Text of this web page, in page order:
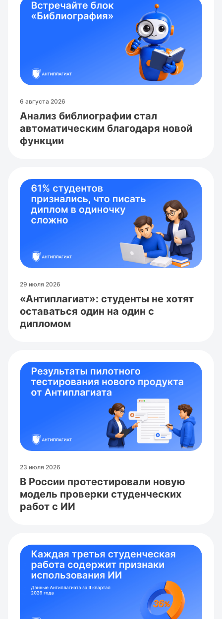
но сама проверка более расширенная. Я
вижу где есть заимствования, цитирование,
использование искусственного интеллекта
(это вообще очень удобная опция), перевод с
английского (тоже классная вещь). В целом,
с моей статьёй всё ок, но я нашла пару
моментов, доработала статью и снова
проверила, чтобы всё было ок
6 августа 2026
Анализ библиографии стал
автоматическим благодаря новой
функции
29 июля 2026
«Антиплагиат»: студенты не хотят
оставаться один на один с
дипломом
23 июля 2026
В России протестировали новую
модель проверки студенческих
работ с ИИ